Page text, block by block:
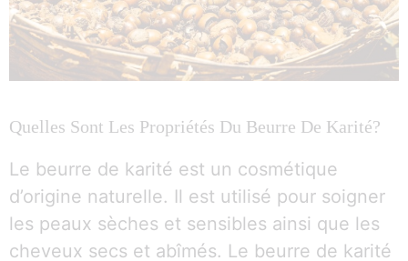
Quelles Sont Les Propriétés Du Beurre De Karité?
Le beurre de karité est un cosmétique
d’origine naturelle. Il est utilisé pour soigner
les peaux sèches et sensibles ainsi que les
cheveux secs et abîmés. Le beurre de karité